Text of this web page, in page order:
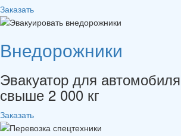
Заказать
Внедорожники
Эвакуатор для
свыше 2 000 кг
Заказать